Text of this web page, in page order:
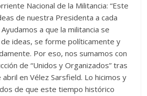
Nacional de la Militancia: “Este
de nuestra Presidenta a cada
a que la militancia se
ideas, se forme políticamente y
Por eso, nos sumamos con
de “Unidos y Organizados” tras
en Vélez Sarsfield. Lo hicimos y
de que este tiempo histórico